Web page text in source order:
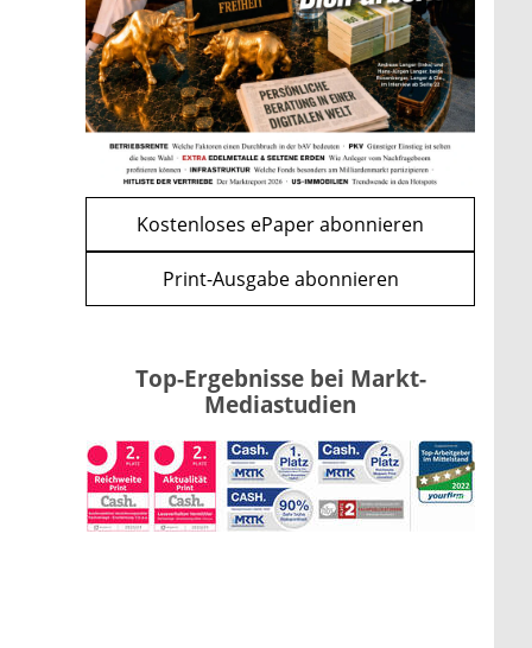
WEITERE ARTIKEL
zurückweiter
Apple-Aktie nach
Quartalszahlen: Ist der
Kursrückgang jetzt eine
Kaufchance?
mehr
Kostenloses ePaper abonnieren
Print-Ausgabe abonnieren
Top-Ergebnisse bei Markt-
Mediastudien